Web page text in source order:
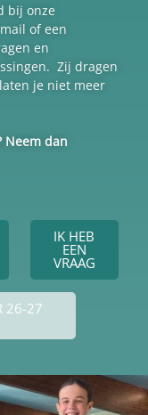
bij onze
of een
en
Zij dragen
je niet meer
Neem dan
IK HEB
EEN
VRAAG
26-27